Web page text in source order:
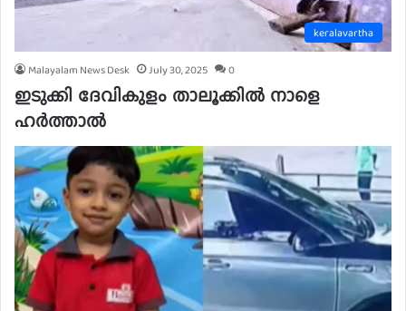
keralavartha
Malayalam News Desk July 30, 2025 0
ഇടുക്കി ദേവികുളം താലൂക്കില്‍ നാളെ
ഹര്‍ത്താല്‍